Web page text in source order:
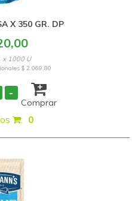
X 350 GR. DP
x 1000 U
$ 2.069,80
-
Comprar
: 0